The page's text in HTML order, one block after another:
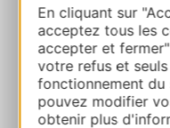
En cliquant sur
acceptez tous les
accepter et
votre refus et
fonctionnement du
pouvez modifier
obtenir plus
Sito web
Facebook